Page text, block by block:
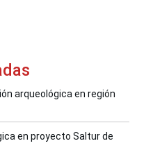
arqueológica en región
en proyecto Saltur de